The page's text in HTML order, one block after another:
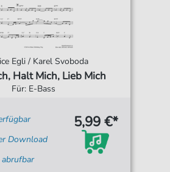
Egli / Karel Svoboda
Halt Mich, Lieb Mich
Für: E-Bass
Download
abrufbar
5,99 €*